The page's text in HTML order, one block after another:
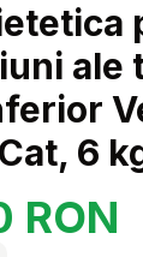
ale
6
RON